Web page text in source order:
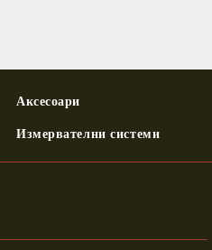
Аксесоари
Измервателни системи